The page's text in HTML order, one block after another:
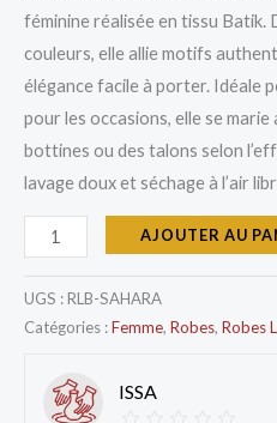
féminine réalisée en tissu Batik.
couleurs, elle allie motifs
élégance facile à porter. Idéale
pour les occasions, elle se marie
bottines ou des talons selon
lavage doux et séchage à l’air
AJOUTER AU
UGS : RLB-SAHARA
Catégories :Femme, Robes, Robes
ISSA